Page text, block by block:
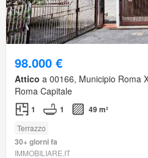
98.000 €
Attico a 00166, Municipio Roma
Roma Capitale
1 1 49 m²
Terrazzo
30+ giorni fa
IMMOBILIARE.IT